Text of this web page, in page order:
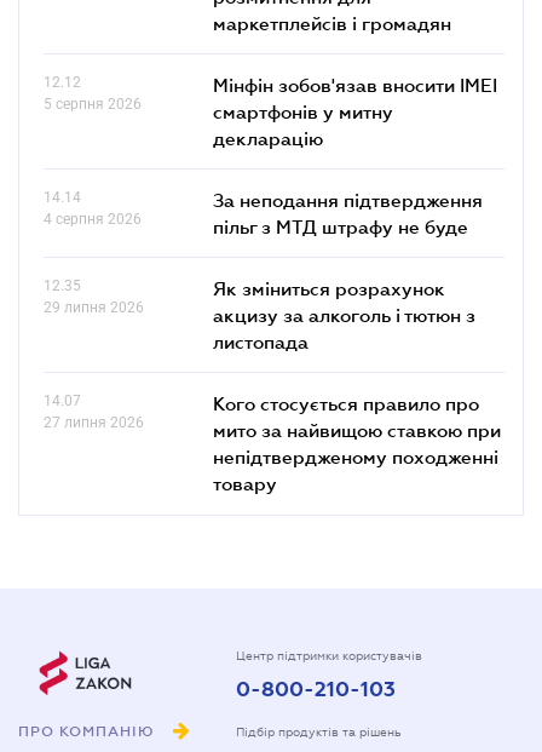
маркетплейсів і громадян
12.12
5 серпня 2026
Мінфін зобов'язав вносити IMEI
смартфонів у митну
декларацію
14.14
4 серпня 2026
За неподання підтвердження
пільг з МТД штрафу не буде
12.35
29 липня 2026
Як зміниться розрахунок
акцизу за алкоголь і тютюн з
листопада
14.07
27 липня 2026
Кого стосується правило про
мито за найвищою ставкою при
непідтвердженому походженні
товару
ПРО КОМПАНІЮ
Центр підтримки користувачів
0-800-210-103
Підбір продуктів та рішень